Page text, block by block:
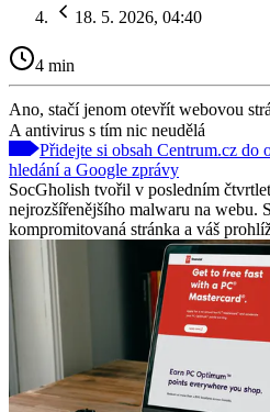
18. 5. 2026, 04:40
4 min
Ano, stačí jenom otevřít webovou
A antivirus s tím nic neudělá
Přidejte si obsah Centrum.cz
hledání a Google zprávy
SocGholish tvořil v posledním
nejrozšířenějšího malwaru na webu.
kompromitovaná stránka a váš